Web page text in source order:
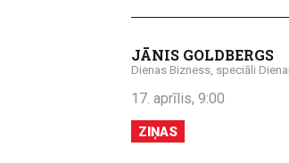
JĀNIS GOLDBERGS
Dienas Bizness, speciāli Dienai
17. aprīlis, 9:00
ZIŅAS